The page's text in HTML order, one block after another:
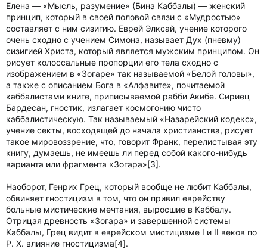
Елена — «Мысль, разумение» (Бина Каббалы) — женский
принцип, который в своей половой связи с «Мудростью»
составляет с ним сизигию. Еврей Элксай, учение которого
очень сходно с учением Симона, называет Дух (пневму)
сизигией Христа, который является мужским принципом. Он
рисует колоссальные пропорции его тела сходно с
изображением в «Зогаре» так называемой «Белой головы»,
а также с описанием Бога в «Алфавите», почитаемой
каббалистами книге, приписываемой рабби Акибе. Сириец
Бардесан, гностик, излагает космогонию чисто
каббалистическую. Так называемый «Назарейский кодекс»,
учение секты, восходящей до начала христианства, рисует
такое мировоззрение, что, говорит Франк, перелистывая эту
книгу, думаешь, не имеешь ли перед собой какого-нибудь
варианта или фрагмента «Зогара»[3].
Наоборот, Генрих Грец, который вообще не любит Каббалы,
обвиняет гностицизм в том, что он привил еврейству
больные мистические мечтания, выросшие в Каббалу.
Отрицая древность «Зогара» и завершенной системы
Каббалы, Грец видит в еврейском мистицизме I и II веков по
P. X. влияние гностицизма[4].